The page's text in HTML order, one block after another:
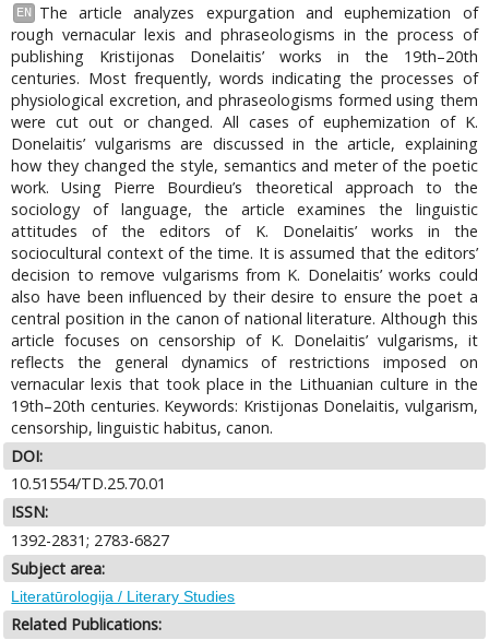
EN
The article analyzes expurgation and euphemization of
rough vernacular lexis and phraseologisms in the process of
publishing Kristijonas Donelaitis’ works in the 19th–20th
centuries. Most frequently, words indicating the processes of
physiological excretion, and phraseologisms formed using them
were cut out or changed. All cases of euphemization of K.
Donelaitis’ vulgarisms are discussed in the article, explaining
how they changed the style, semantics and meter of the poetic
work. Using Pierre Bourdieu’s theoretical approach to the
sociology of language, the article examines the linguistic
attitudes of the editors of K. Donelaitis’ works in the
sociocultural context of the time. It is assumed that the editors’
decision to remove vulgarisms from K. Donelaitis’ works could
also have been influenced by their desire to ensure the poet a
central position in the canon of national literature. Although this
article focuses on censorship of K. Donelaitis’ vulgarisms, it
reflects the general dynamics of restrictions imposed on
vernacular lexis that took place in the Lithuanian culture in the
19th–20th centuries. Keywords: Kristijonas Donelaitis, vulgarism,
censorship, linguistic habitus, canon.
DOI:
10.51554/TD.25.70.01
ISSN:
1392-2831; 2783-6827
Subject area:
Literatūrologija / Literary Studies
Related Publications: